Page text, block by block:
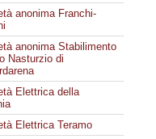
anonima Franchi-
anonima Stabilimento
Nasturzio di
Elettrica della
Elettrica Teramo